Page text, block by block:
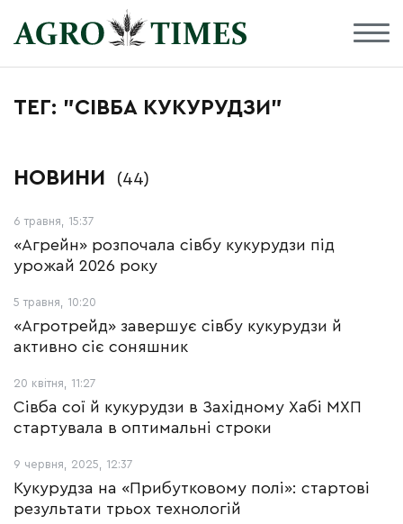
ТЕГ: "СІВБА КУКУРУДЗИ"
НОВИНИ (44)
6 травня, 15:37
«Агрейн» розпочала сівбу кукурудзи під
урожай 2026 року
5 травня, 10:20
«Агротрейд» завершує сівбу кукурудзи й
активно сіє соняшник
20 квітня, 11:27
Сівба сої й кукурудзи в Західному Хабі МХП
стартувала в оптимальні строки
9 червня, 2025, 12:37
Кукурудза на «Прибутковому полі»: стартові
результати трьох технологій